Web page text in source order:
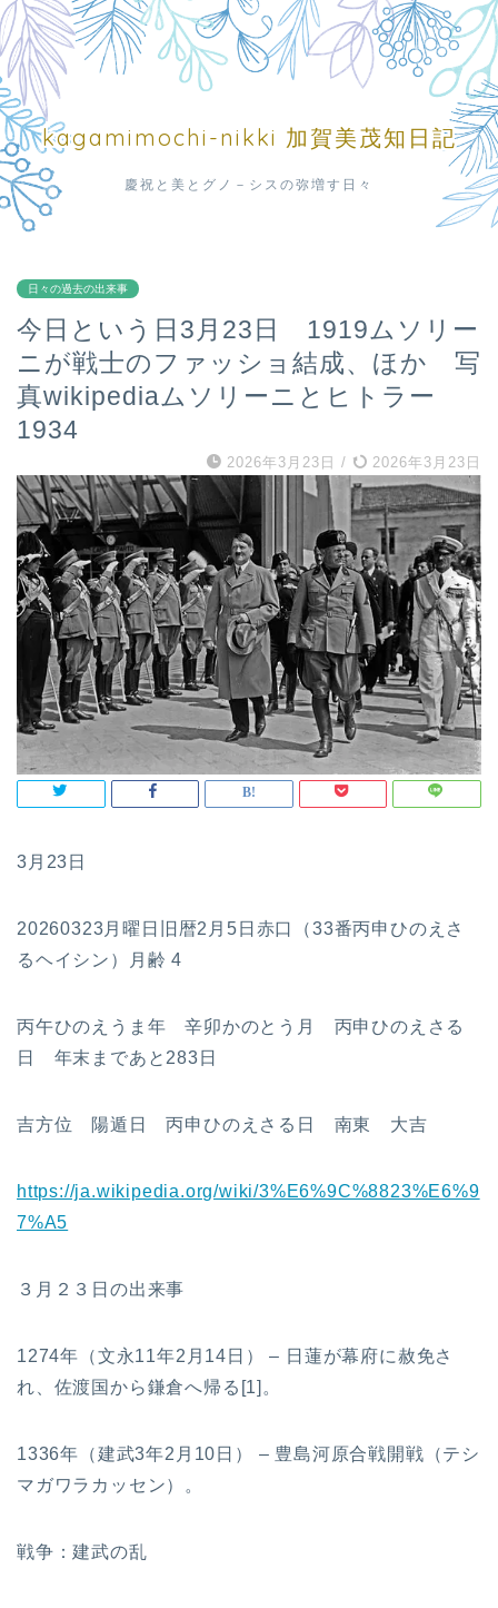
kagamimochi-nikki 加賀美茂知日記
慶祝と美とグノ－シスの弥増す日々
日々の過去の出来事
今日という日3月23日 1919ムソリー
ニが戦士のファッショ結成、ほか 写
真wikipediaムソリーニとヒトラー
1934
2026年3月23日 / 2026年3月23日
3月23日
20260323月曜日旧暦2月5日赤口（33番丙申ひのえさ
るヘイシン）月齢 4
丙午ひのえうま年 辛卯かのとう月 丙申ひのえさる
日 年末まであと283日
吉方位 陽遁日 丙申ひのえさる日 南東 大吉
https://ja.wikipedia.org/wiki/3%E6%9C%8823%E6%9
7%A5
３月２３日の出来事
1274年（文永11年2月14日） – 日蓮が幕府に赦免さ
れ、佐渡国から鎌倉へ帰る[1]。
1336年（建武3年2月10日） – 豊島河原合戦開戦（テシ
マガワラカッセン）。
戦争：建武の乱